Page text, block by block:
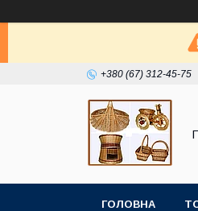
+380 (67) 312-45-75
ГОЛОВНА